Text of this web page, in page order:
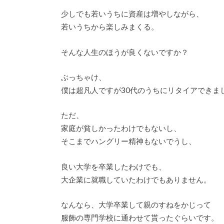
少しでも若いうちに資産は増やしながら、
若いうちから楽しみまくる。
そんな人生のほうが良くないですか？
ぶっちゃけ、
僕は超凡人ですが30代のうちにリタイアできま
ただ、
家庭が貧しかったわけでもないし、
そこまでハングリー精神もないでうし、
良い大学を卒業したわけでも、
大企業に就職していたわけでもありません。
なんなら、大学卒業して親のすねをかじって
服飾の専門学校に通わせて貰ったぐらいです。